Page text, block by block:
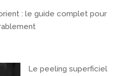
: le guide complet pour
Le peeling superficiel